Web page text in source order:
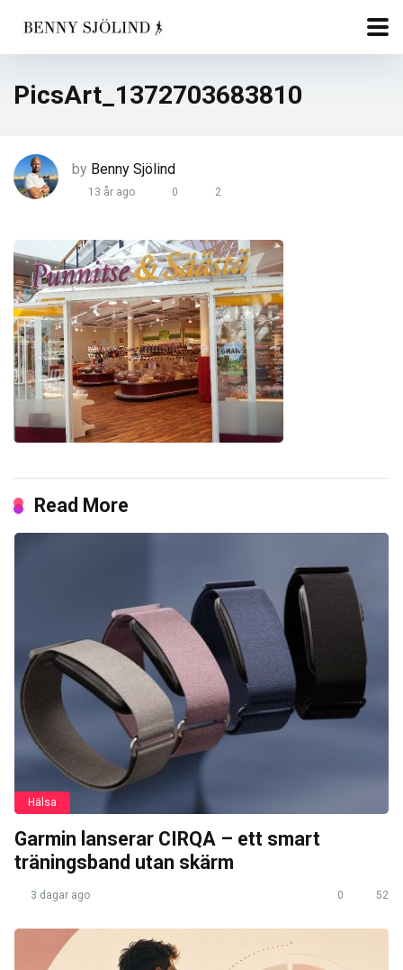
PicsArt_1372703683810
by Benny Sjölind
13 år ago 0 2
Read More
Hälsa
Garmin lanserar CIRQA – ett smart
träningsband utan skärm
3 dagar ago 0 52